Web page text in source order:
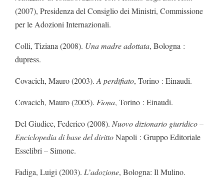
(2007), Presidenza del Consiglio dei Ministri, Commissione
per le Adozioni Internazionali.
Colli, Tiziana (2008). Una madre adottata, Bologna :
dupress.
Covacich, Mauro (2003). A perdifiato, Torino : Einaudi.
Covacich, Mauro (2005). Fiona, Torino : Einaudi.
Del Giudice, Federico (2008). Nuovo dizionario giuridico –
Enciclopedia di base del dirittoNapoli : Gruppo Editoriale
Esselibri – Simone.
Fadiga, Luigi (2003). L’adozione, Bologna: Il Mulino.